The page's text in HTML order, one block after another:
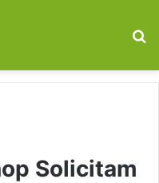
Solicitam